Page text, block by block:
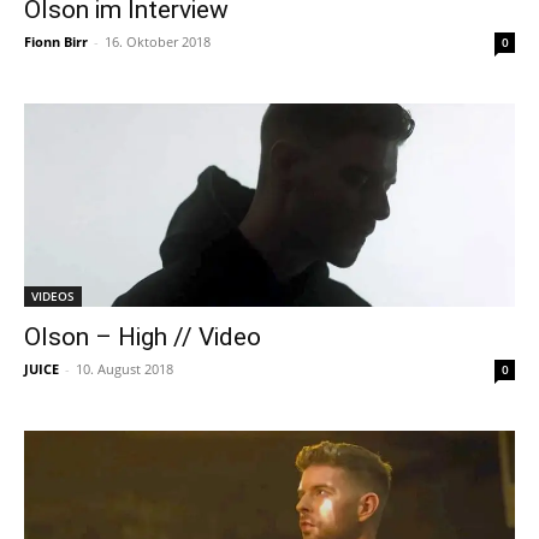
Olson im Interview
Fionn Birr - 16. Oktober 2018 0
VIDEOS
Olson – High // Video
JUICE - 10. August 2018 0